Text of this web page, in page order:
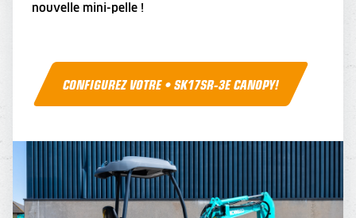
nouvelle mini-pelle !
CONFIGUREZ VOTRE • SK17SR-3E CANOPY!